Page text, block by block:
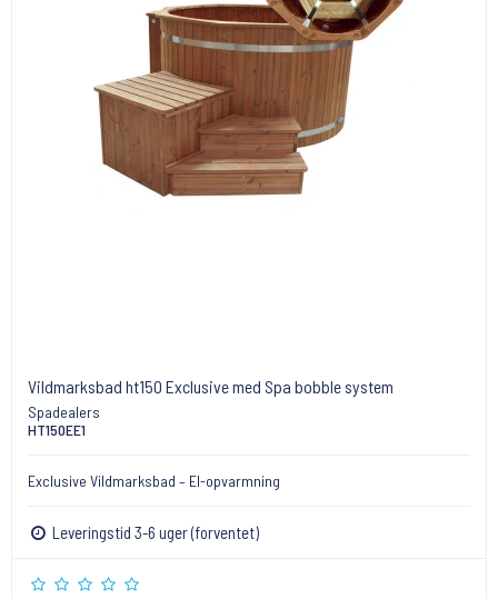
Vildmarksbad ht150 Exclusive med Spa bobble system
Spadealers
HT150EE1
Exclusive Vildmarksbad – El-opvarmning
Leveringstid 3-6 uger (forventet)